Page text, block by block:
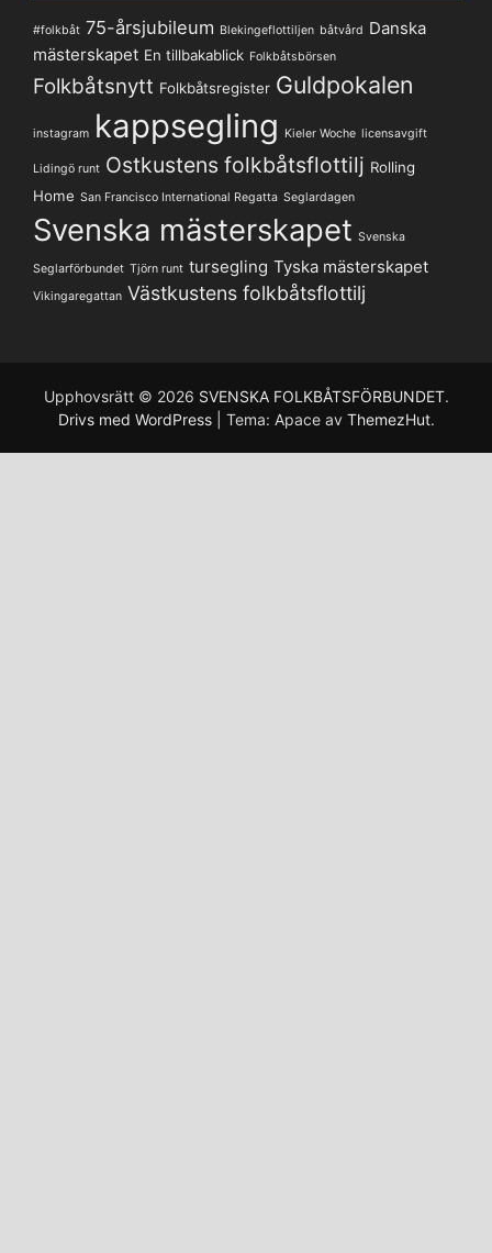
#folkbåt 75-årsjubileum Blekingeflottiljen båtvård Danska
mästerskapet En tillbakablick Folkbåtsbörsen
Folkbåtsnytt Folkbåtsregister Guldpokalen
instagram kappsegling Kieler Woche licensavgift
Lidingö runt Ostkustens folkbåtsflottilj Rolling
Home San Francisco International Regatta Seglardagen
Svenska mästerskapet Svenska
Seglarförbundet Tjörn runt tursegling Tyska mästerskapet
Vikingaregattan Västkustens folkbåtsflottilj
Upphovsrätt © 2026 SVENSKA FOLKBÅTSFÖRBUNDET.
Drivs med WordPress
Tema: Apace av ThemezHut.